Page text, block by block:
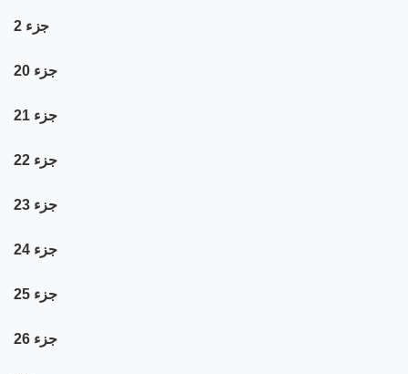
جزء 2
جزء 20
جزء 21
جزء 22
جزء 23
جزء 24
جزء 25
جزء 26